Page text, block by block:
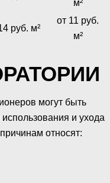
м²
руб. м²
от 11 руб.
м²
могут быть
и ухода
относят: